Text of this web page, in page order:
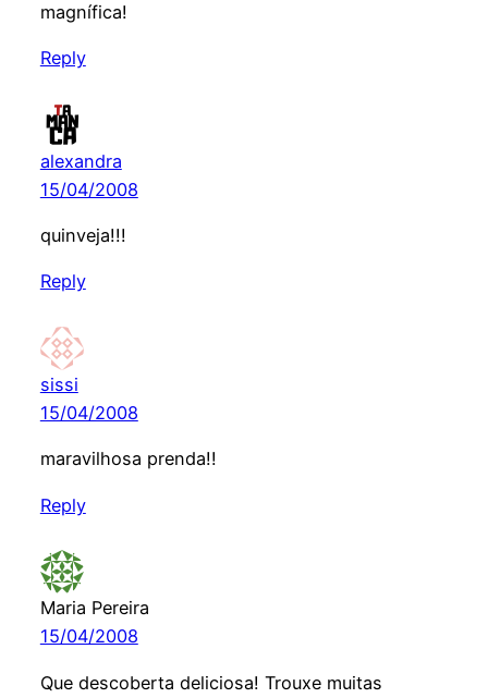
magnífica!
Reply
alexandra
15/04/2008
quinveja!!!
Reply
sissi
15/04/2008
maravilhosa prenda!!
Reply
Maria Pereira
15/04/2008
Que descoberta deliciosa! Trouxe muitas